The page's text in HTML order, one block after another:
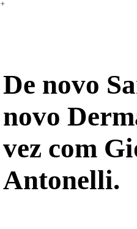
︎
De novo
novo
vez com
Antonelli.